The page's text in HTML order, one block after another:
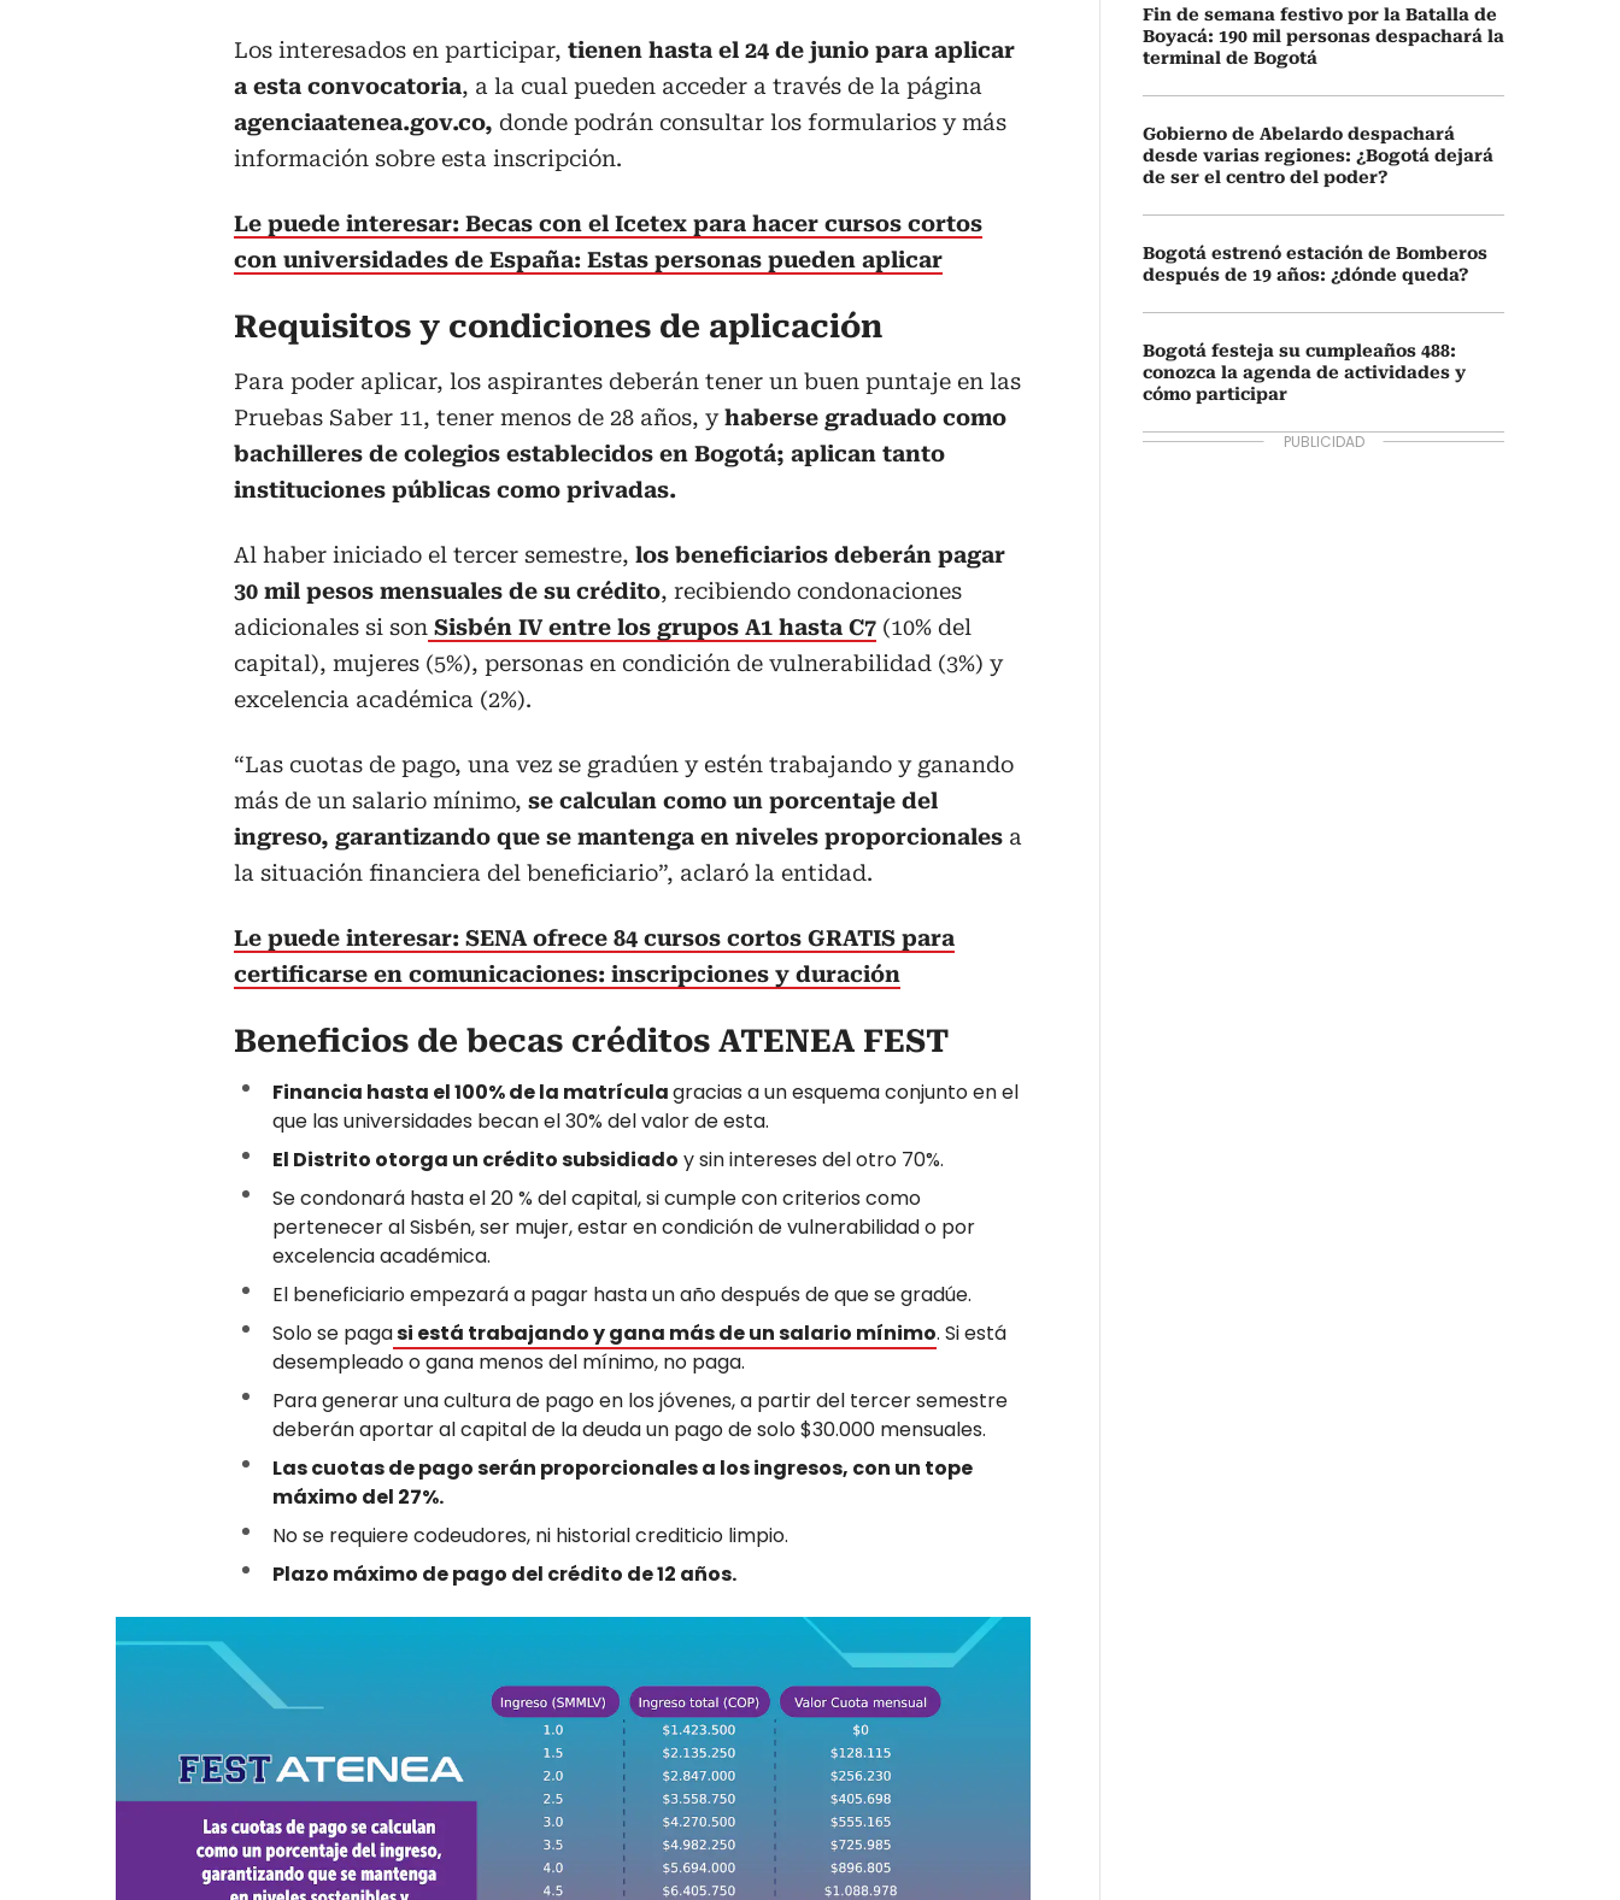
Los interesados en participar, tienen hasta el 24 de junio para aplicar
a esta convocatoria, a la cual pueden acceder a través de la página
agenciaatenea.gov.co, donde podrán consultar los formularios y más
información sobre esta inscripción.
Le puede interesar: Becas con el Icetex para hacer cursos cortos
con universidades de España: Estas personas pueden aplicar
Requisitos y condiciones de aplicación
Para poder aplicar, los aspirantes deberán tener un buen puntaje en las
Pruebas Saber 11, tener menos de 28 años, yhaberse graduado como
bachilleres de colegios establecidos en Bogotá; aplican tanto
instituciones públicas como privadas.
Al haber iniciado el tercer semestre, los beneficiarios deberán pagar
30 mil pesos mensuales de su crédito, recibiendo condonaciones
adicionales si son Sisbén IV entre los grupos A1 hasta C7 (10% del
capital), mujeres (5%), personas en condición de vulnerabilidad (3%) y
excelencia académica (2%).
“Las cuotas de pago, una vez se gradúen y estén trabajando y ganando
más de un salario mínimo, se calculan como un porcentaje del
ingreso, garantizando que se mantenga en niveles proporcionales a
la situación financiera del beneficiario”, aclaró la entidad.
Le puede interesar: SENA ofrece 84 cursos cortos GRATIS para
certificarse en comunicaciones: inscripciones y duración
Beneficios de becas créditos ATENEA FEST
Financia hasta el 100% de la matrículagracias a un esquema conjunto en el
que las universidades becan el 30% del valor de esta.
El Distrito otorga un crédito subsidiado y sin intereses del otro 70%.
Se condonará hasta el 20 % del capital, si cumple con criterios como
pertenecer al Sisbén, ser mujer, estar en condición de vulnerabilidad o por
excelencia académica.
El beneficiario empezará a pagar hasta un año después de que se gradúe.
Solo se pagasi está trabajando y gana más de un salario mínimo. Si está
desempleado o gana menos del mínimo, no paga.
Para generar una cultura de pago en los jóvenes, a partir del tercer semestre
deberán aportar al capital de la deuda un pago de solo $30.000 mensuales.
Las cuotas de pago serán proporcionales a los ingresos, con un tope
máximo del 27%.
No se requiere codeudores, ni historial crediticio limpio.
Plazo máximo de pago del crédito de 12 años.
Fin de semana festivo por la Batalla de
Boyacá: 190 mil personas despachará la
terminal de Bogotá
Gobierno de Abelardo despachará
desde varias regiones: ¿Bogotá dejará
de ser el centro del poder?
Bogotá estrenó estación de Bomberos
después de 19 años: ¿dónde queda?
Bogotá festeja su cumpleaños 488:
conozca la agenda de actividades y
cómo participar